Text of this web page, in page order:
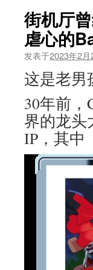
街机厅
虐心的
发表于2023年2月
这是老男
30年前
界的龙头
IP，其中